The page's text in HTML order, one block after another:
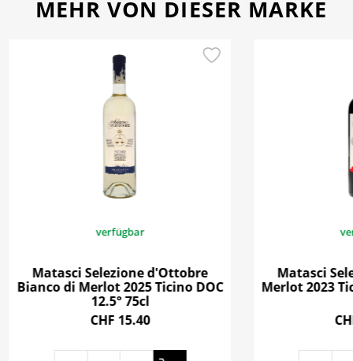
MEHR VON DIESER MARKE
verfügbar
Matasci Selezione d'Ottobre
Bianco di Merlot 2025 Ticino DOC
12.5° 75cl
CHF 15.40
Matasci
Merlot 2023